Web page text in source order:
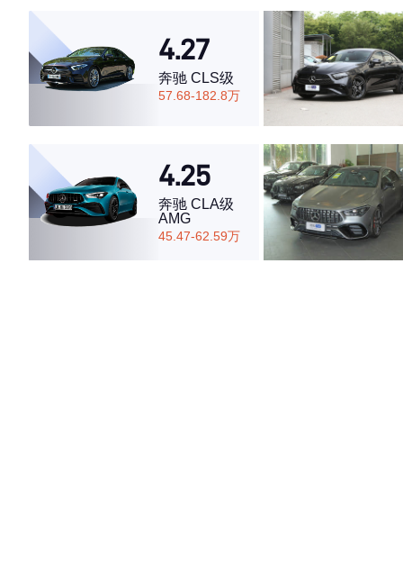
4.27
·外观表现一般，低于80%同级车
·空间表现一般，低于93%同级车
4.27
奔驰 CLS级
57.68-182.8万
4.25
奔驰 CLA级
AMG
45.47-62.59万